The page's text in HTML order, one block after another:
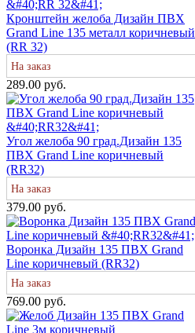
Кронштейн желоба Дизайн ПВХ
Grand Line 135 металл коричневый
(RR 32)
На заказ
289.00 руб.
Угол желоба 90 град.Дизайн 135
ПВХ Grand Line коричневый
(RR32)
На заказ
379.00 руб.
Воронка Дизайн 135 ПВХ Grand
Line коричневый (RR32)
На заказ
769.00 руб.